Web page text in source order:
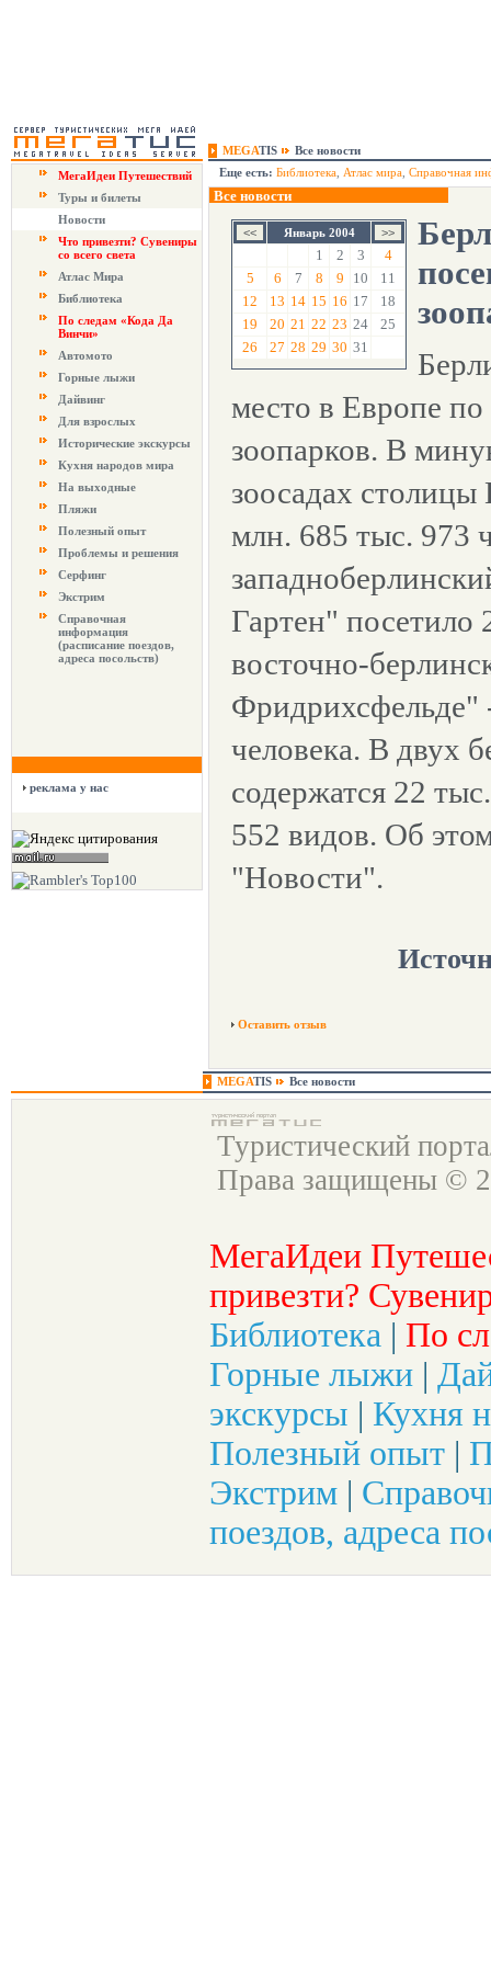
MEGATIS
Все новости
МегаИдеи Путешествий
Туры и билеты
Новости
Что привезти? Сувениры
со всего света
Атлас Мира
Библиотека
По следам «Кода Да
Винчи»
Автомото
Горные лыжи
Дайвинг
Для взрослых
Исторические экскурсы
Кухня народов мира
На выходные
Пляжи
Полезный опыт
Проблемы и решения
Серфинг
Экстрим
Справочная
информация
(расписание поездов,
адреса посольств)
реклама у нас
Еще есть: Библиотека Атлас мира Справочная
Все новости
Январь 2004
1 2 3
4
5
6 7 8 9 10
11
12
13 14 15 16 17
18
19
20 21 22 23 24
25
26
27 28 29 30 31
место в Европе
зоопарков. В
зоосадах
млн. 685 тыс. 973
Гартен" посетило
восточно-
Фридрихсфельде"
человека. В двух
содержатся 22
552 видов. Об
"Новости".
Оставить отзыв
MEGATIS Все новости
Туристический
Права защищены ©
МегаИдеи
привезти?
Библиотека | По
Горные лыжи |
экскурсы | Кухня
Полезный опыт |
Экстрим |
поездов, адреса